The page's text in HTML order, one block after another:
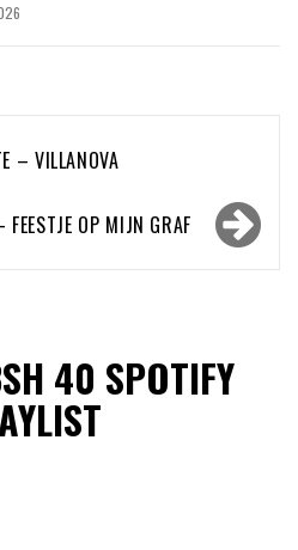
– VILLANOVA
OP MIJN GRAF
40 SPOTIFY